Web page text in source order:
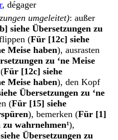
, dégager
umgeleitet): außer
siehe Übersetzungen zu
(Für [12c] siehe
Meise haben), ausrasten
zu ‘ne Meise
Für [12c] siehe
Meise haben), den Kopf
Übersetzungen zu ‘ne
(Für [15] siehe
), bemerken (Für [1]
zu wahrnehmen¹),
Übersetzungen zu